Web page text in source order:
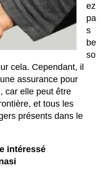
ez
pa
s
be
so
cela. Cependant, il
assurance pour
car elle peut être
et tous les
présents dans le
intéressé